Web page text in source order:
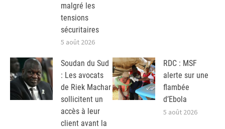
malgré les
tensions
sécuritaires
5 août 2026
Soudan du Sud
: Les avocats
de Riek Machar
sollicitent un
accès à leur
client avant la
RDC : MSF
alerte sur une
flambée
d’Ebola
5 août 2026